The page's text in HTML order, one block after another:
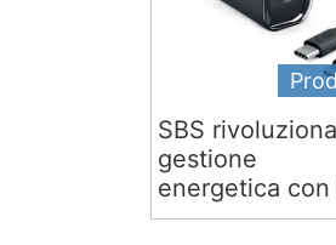
SBS
gestione
energetica con